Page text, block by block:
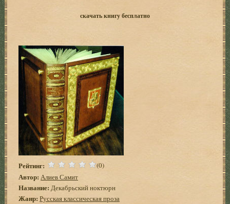
скачать книгу бесплатно
Рейтинг: (0)
Автор: Алиев Самит
Название: Декабрьский ноктюрн
Жанр: Русская классическая проза